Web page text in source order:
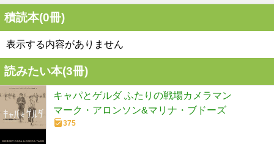
積読本(0冊)
表示する内容がありません
読みたい本(3冊)
キャパとゲルダ ふたりの戦場カメラマン
マーク・アロンソン&マリナ・ブドーズ
375